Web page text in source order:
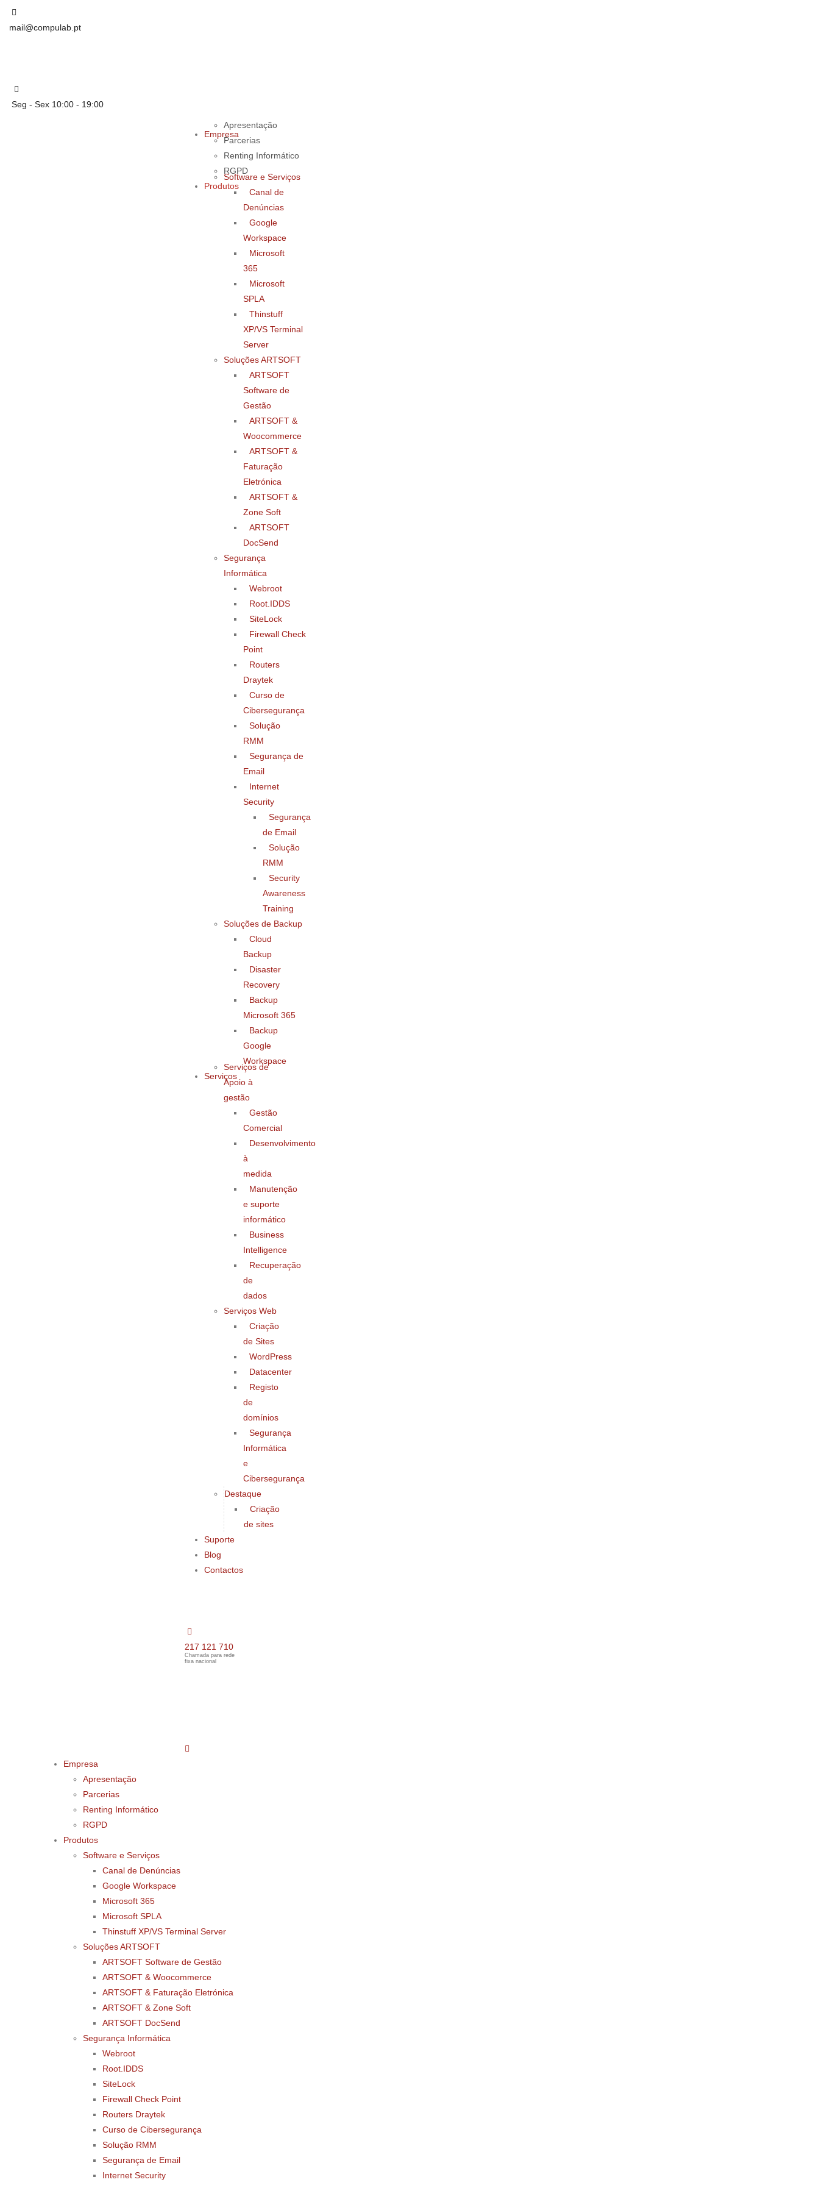
mail@compulab.pt
Seg - Sex 10:00 - 19:00
Empresa
Apresentação
Parcerias
Renting Informático
RGPD
Produtos
Software e Serviços
Canal de
Denúncias
Google
Workspace
Microsoft
365
Microsoft
SPLA
Thinstuff
XP/VS Terminal
Server
Soluções ARTSOFT
ARTSOFT
Software de
Gestão
ARTSOFT &
Woocommerce
ARTSOFT &
Faturação
Eletrónica
ARTSOFT &
Zone Soft
ARTSOFT
DocSend
Segurança
Informática
Webroot
Root.IDDS
SiteLock
Firewall Check
Point
Routers
Draytek
Curso de
Cibersegurança
Solução
RMM
Segurança de
Email
Internet
Security
Segurança
de Email
Solução
RMM
Security
Awareness
Training
Soluções de Backup
Cloud
Backup
Disaster
Recovery
Backup
Microsoft 365
Backup
Google
Workspace
Serviços
Serviços de
Apoio à
gestão
Gestão
Comercial
Desenvolvimento
à
medida
Manutenção
e suporte
informático
Business
Intelligence
Recuperação
de
dados
Serviços Web
Criação
de Sites
WordPress
Datacenter
Registo
de
domínios
Segurança
Informática
e
Cibersegurança
Destaque
Criação
de sites
Suporte
Blog
Contactos
217 121 710
Chamada para rede
fixa nacional
Empresa
Apresentação
Parcerias
Renting Informático
RGPD
Produtos
Software e Serviços
Canal de Denúncias
Google Workspace
Microsoft 365
Microsoft SPLA
Thinstuff XP/VS Terminal Server
Soluções ARTSOFT
ARTSOFT Software de Gestão
ARTSOFT & Woocommerce
ARTSOFT & Faturação Eletrónica
ARTSOFT & Zone Soft
ARTSOFT DocSend
Segurança Informática
Webroot
Root.IDDS
SiteLock
Firewall Check Point
Routers Draytek
Curso de Cibersegurança
Solução RMM
Segurança de Email
Internet Security